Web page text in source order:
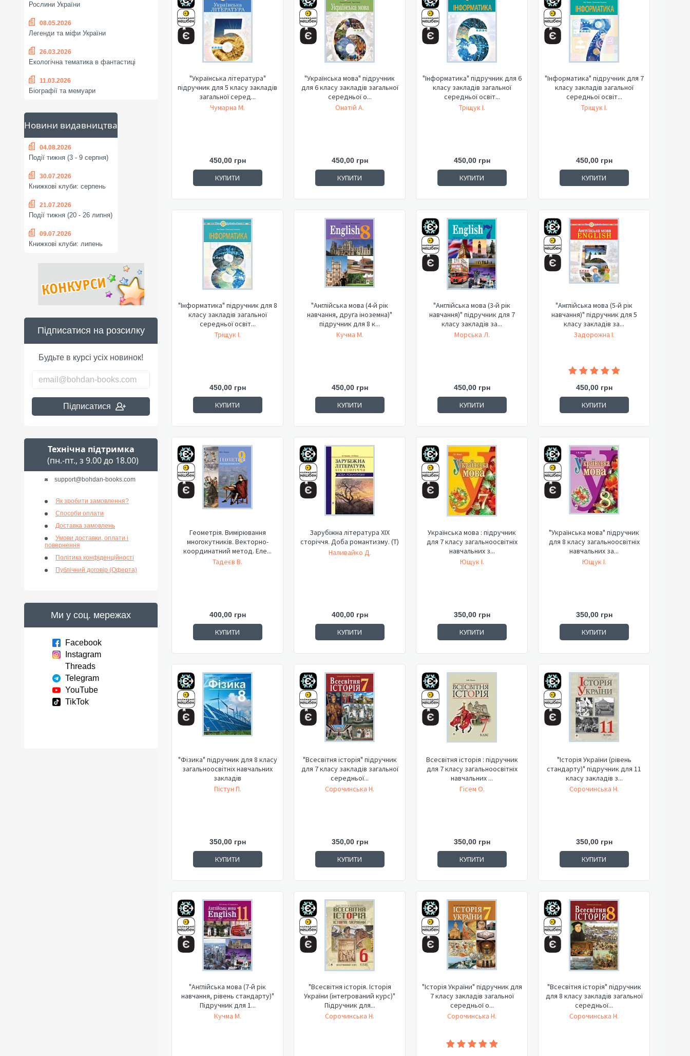
Рослини України
08.05.2026
Легенди та міфи України
26.03.2026
Екологічна тематика в фантастиці
11.03.2026
Біографії та мемуари
Новини видавництва
04.08.2026
Події тижня (3 - 9 серпня)
30.07.2026
Книжкові клуби: серпень
21.07.2026
Події тижня (20 - 26 липня)
09.07.2026
Книжкові клуби: липень
Підписатися на розсилку
Будьте в курсі усіх новинок!
Підписатися
Технічна підтримка
(пн.-пт., з 9.00 до 18.00)
support@bohdan-books.com
Як зробити замовлення?
Способи оплати
Доставка замовлень
Умови доставки, оплати і
повернення
Політика конфіденційності
Публічний договір (Оферта)
Ми у соц. мережах
Facebook
Instagram
Threads
Telegram
YouTube
TikTok
"Українська література"
підручник для 5 класу закладів
загальної серед...
Чумарна М.
450,00 грн
КУПИТИ
"Українська мова" підручник
для 6 класу закладів загальної
середньої о...
Онатій А.
450,00 грн
КУПИТИ
"Інформатика" підручник для 6
класу закладів загальної
середньої освіт...
Тріщук І.
450,00 грн
КУПИТИ
"Інформатика" підручник для 7
класу закладів загальної
середньої освіт...
Тріщук І.
450,00 грн
КУПИТИ
"Інформатика" підручник для 8
класу закладів загальної
середньої освіт...
Тріщук І.
450,00 грн
КУПИТИ
"Англійська мова (4-й рік
навчання, друга іноземна)"
підручник для 8 к...
Кучма М.
450,00 грн
КУПИТИ
"Англійська мова (3-й рік
навчання)" підручник для 7
класу закладів за...
Морська Л.
450,00 грн
КУПИТИ
"Англійська мова (5-й рік
навчання)" підручник для 5
класу закладів за...
Задорожна І.
450,00 грн
КУПИТИ
Геометрія. Вимірювання
многокутників. Векторно-
координатний метод. Еле...
Тадеєв В.
400,00 грн
КУПИТИ
Зарубіжна література XIX
сторіччя. Доба романтизму. (Т)
Наливайко Д.
400,00 грн
КУПИТИ
Українська мова : підручник
для 7 класу загальноосвітніх
навчальних з...
Ющук І.
350,00 грн
КУПИТИ
"Українська мова" підручник
для 8 класу загальноосвітніх
навчальних за...
Ющук І.
350,00 грн
КУПИТИ
"Фізика" підручник для 8 класу
загальноосвітніх навчальних
закладів
Пістун П.
350,00 грн
КУПИТИ
"Всесвітня історія" підручник
для 7 класу закладів загальної
середньої...
Сорочинська Н.
350,00 грн
КУПИТИ
Всесвітня історія : підручник
для 7 класу загальноосвітніх
навчальних ...
Гісем О.
350,00 грн
КУПИТИ
"Історія України (рівень
стандарту)" підручник для 11
класу закладів з...
Сорочинська Н.
350,00 грн
КУПИТИ
"Англійська мова (7-й рік
навчання, рівень стандарту)"
Підручник для 1...
Кучма М.
"Всесвітня історія. Історія
України (інтегрований курс)"
Підручник для...
Сорочинська Н.
"Історія України" підручник для
7 класу закладів загальної
середньої о...
Сорочинська Н.
"Всесвітня історія" підручник
для 8 класу закладів загальної
середньої...
Сорочинська Н.